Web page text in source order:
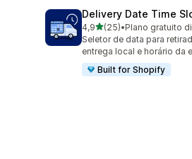
Delivery Date Time
4,9de 5 estrelas
(25)
25 avaliações ao todo
•Plano gratuito
Seletor de data para
entrega local e horário da
Built for Shopify